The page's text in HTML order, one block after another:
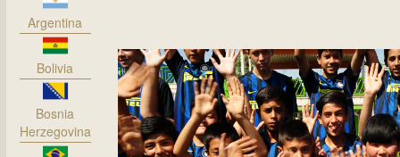
Argentina
Bolivia
Bosnia
Herzegovina